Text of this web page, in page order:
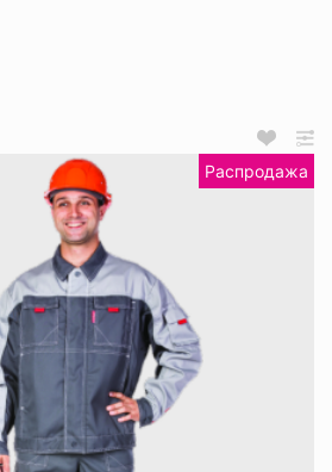
Распродажа